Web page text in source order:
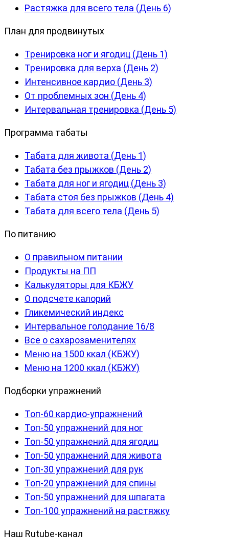
Растяжка для всего тела (День 6)
План для продвинутых
Тренировка ног и ягодиц (День 1)
Тренировка для верха (День 2)
Интенсивное кардио (День 3)
От проблемных зон (День 4)
Интервальная тренировка (День 5)
Программа табаты
Табата для живота (День 1)
Табата без прыжков (День 2)
Табата для ног и ягодиц (День 3)
Табата стоя без прыжков (День 4)
Табата для всего тела (День 5)
По питанию
О правильном питании
Продукты на ПП
Калькуляторы для КБЖУ
О подсчете калорий
Гликемический индекс
Интервальное голодание 16/8
Все о сахарозаменителях
Меню на 1500 ккал (КБЖУ)
Меню на 1200 ккал (КБЖУ)
Подборки упражнений
Топ-60 кардио-упражнений
Топ-50 упражнений для ног
Топ-50 упражнений для ягодиц
Топ-50 упражнений для живота
Топ-30 упражнений для рук
Топ-20 упражнений для спины
Топ-50 упражнений для шпагата
Топ-100 упражнений на растяжку
Наш Rutube-канал